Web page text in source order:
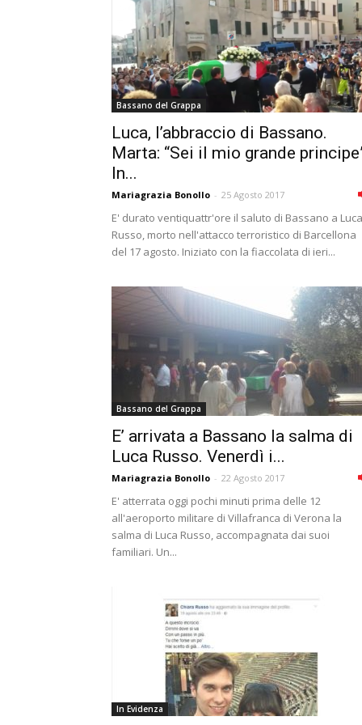
Bassano del Grappa
Luca, l’abbraccio di Bassano.
Marta: “Sei il mio grande
In...
Mariagrazia Bonollo - 25 Agosto 2017
E' durato ventiquattr'ore il saluto di Bassano a Luca
Russo, morto nell'attacco terroristico di Barcellona
del 17 agosto. Iniziato con la fiaccolata di ieri...
Bassano del Grappa
E’ arrivata a Bassano la salma di
Luca Russo. Venerdì i...
Mariagrazia Bonollo - 22 Agosto 2017
E' atterrata oggi pochi minuti prima delle 12
all'aeroporto militare di Villafranca di Verona la
salma di Luca Russo, accompagnata dai suoi
familiari. Un...
In Evidenza